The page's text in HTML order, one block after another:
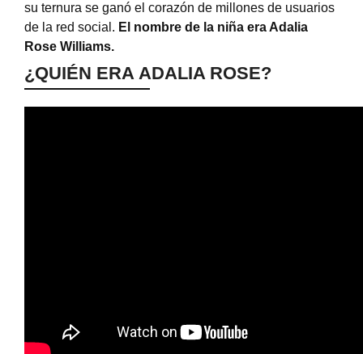
su ternura se ganó el corazón de millones de usuarios
de la red social. El nombre de la niña era Adalia
Rose Williams.
¿QUIÉN ERA ADALIA ROSE?